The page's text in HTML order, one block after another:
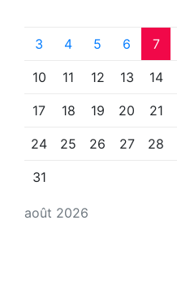
août 2026
3 4 5 6 7
10 11 12 13 14
17 18 19 20 21
24 25 26 27 28
31